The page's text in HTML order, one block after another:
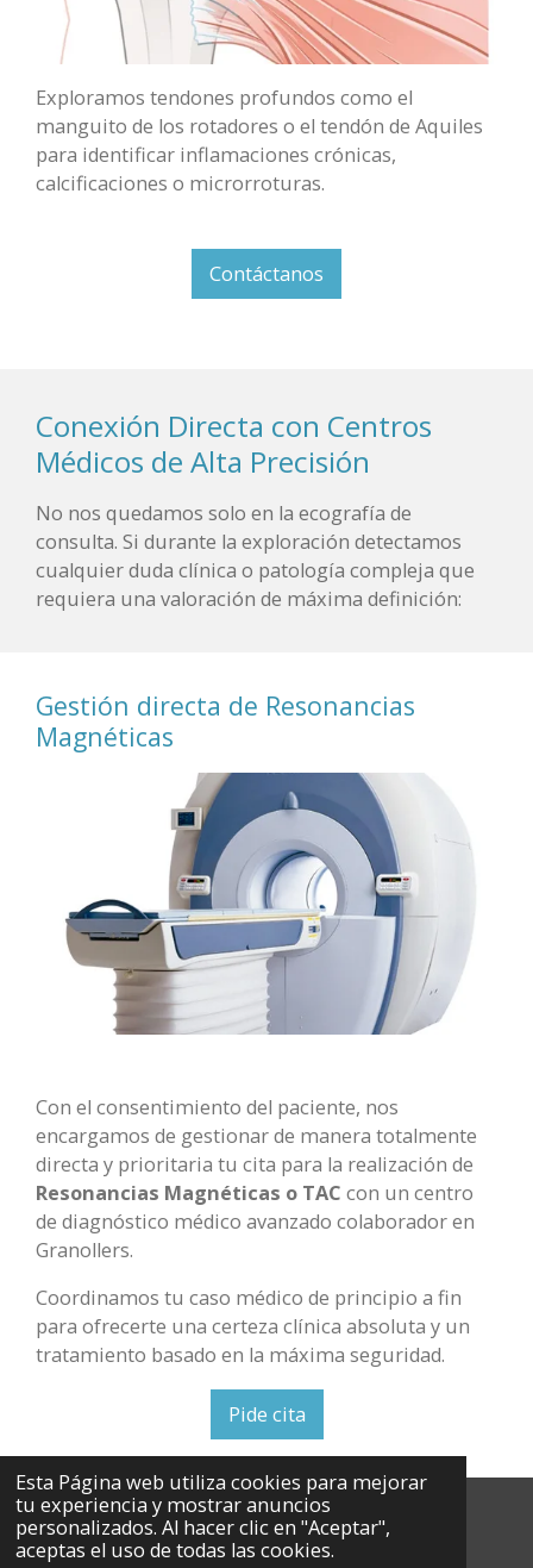
Esta Página web utiliza cookies para mejorar
tu experiencia y mostrar anuncios
personalizados. Al hacer clic en "Aceptar",
aceptas el uso de todas las cookies.
Exploramos tendones profundos como el
manguito de los rotadores o el tendón de Aquiles
para identificar inflamaciones crónicas,
calcificaciones o microrroturas.
Contáctanos
Conexión Directa con Centros
Médicos de Alta Precisión
No nos quedamos solo en la ecografía de
consulta. Si durante la exploración detectamos
cualquier duda clínica o patología compleja que
requiera una valoración de máxima definición:
Gestión directa de Resonancias
Magnéticas
Con el consentimiento del paciente, nos
encargamos de gestionar de manera totalmente
directa y prioritaria tu cita para la realización de
Resonancias Magnéticas o TAC con un centro
de diagnóstico médico avanzado colaborador en
Granollers.
Coordinamos tu caso médico de principio a fin
para ofrecerte una certeza clínica absoluta y un
tratamiento basado en la máxima seguridad.
Pide cita